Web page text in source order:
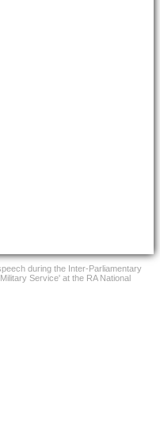
during the Inter-Parliamentary
Service' at the RA National